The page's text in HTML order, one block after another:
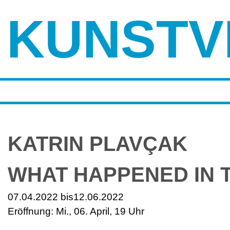
KATRIN PLAVÇAK
WHAT HAPPENED IN
07.04.2022 bis12.06.2022
Eröffnung: Mi., 06. April, 19 Uhr